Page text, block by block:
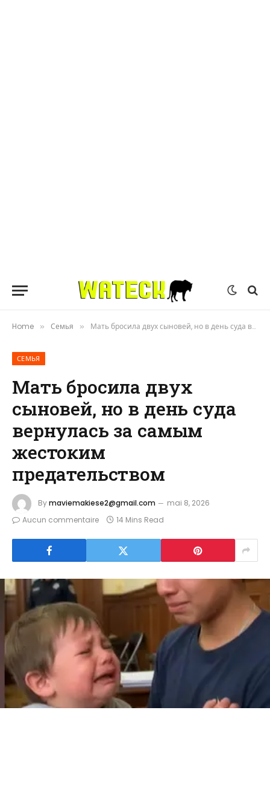
Home » Семья » Мать бросила двух сыновей, но в день суда вернулась за самым жестоким предательством
СЕМЬЯ
Мать бросила двух
сыновей, но в день суда
вернулась за самым
жестоким
предательством
Bymaviemakiese2@gmail.com
mai 8, 2026
Aucun commentaire
14 Mins Read